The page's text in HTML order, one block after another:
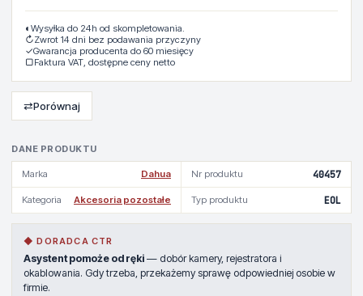
DANE PRODUKTU
Marka Dahua Nr produktu 40457
Kategoria Akcesoria pozostałe Typ produktu EOL
◆ DORADCA CTR
Asystent pomoże od ręki — dobór kamery, rejestratora i
okablowania. Gdy trzeba, przekażemy sprawę odpowiedniej osobie w
firmie.
◐ Wysyłka do 24h od skompletowania.
↻Zwrot 14 dni bez podawania przyczyny
✓Gwarancja producenta do 60 miesięcy
▢Faktura VAT, dostępne ceny netto
⇄Porównaj